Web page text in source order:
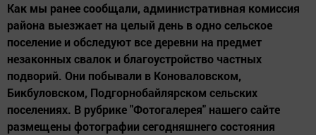
Как мы ранее сообщали, административная комиссия
района выезжает на целый день в одно сельское
поселение и обследуют все деревни на предмет
незаконных свалок и благоустройство частных
подворий. Они побывали в Коноваловском,
Бикбуловском, Подгорнобайлярском сельских
поселениях. В рубрике "Фотогалерея" нашего сайте
размещены фотографии сегодняшнего состояния